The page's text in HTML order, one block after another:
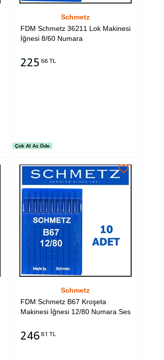
Schmetz
FDM Schmetz 36211 Lok Makinesi
İğnesi 8/60 Numara
225 68 TL
Çok Al Az Öde
Schmetz
FDM Schmetz B67 Kroşeta
Makinesi İğnesi 12/80 Numara Ses
246 81 TL